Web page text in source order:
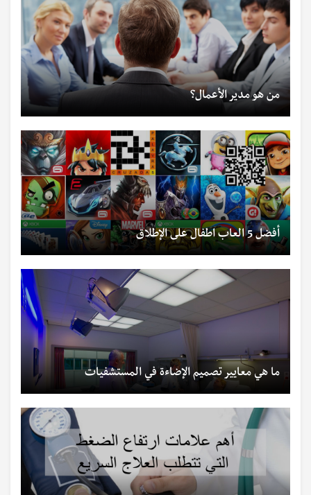
من هو مدير الأعمال؟
أفضل 5 العاب اطفال على الإطلاق
ما هي معايير تصميم الإضاءة في المستشفيات